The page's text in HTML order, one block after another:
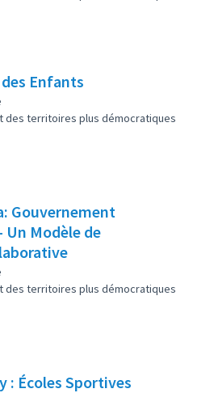
Enfants
des territoires plus démocratiques
Gouvernement
Modèle de
des territoires plus démocratiques
: Écoles Sportives